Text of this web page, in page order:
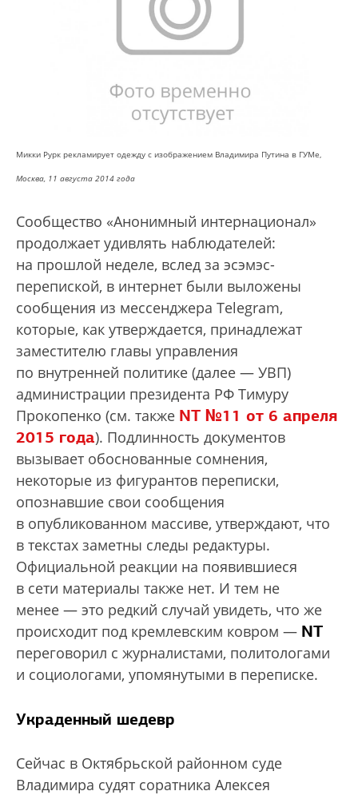
Микки Рурк рекламирует одежду с изображением Владимира Путина в ГУМе,
Москва, 11 августа 2014 года
Сообщество «Анонимный интернационал»
продолжает удивлять наблюдателей:
на прошлой неделе, вслед за эсэмэс-
перепиской, в интернет были выложены
сообщения из мессенджера Telegram,
которые, как утверждается, принадлежат
заместителю главы управления
по внутренней политике (далее — УВП)
администрации президента РФ Тимуру
Прокопенко (см. также NT №11 от 6 апреля
2015 года). Подлинность документов
вызывает обоснованные сомнения,
некоторые из фигурантов переписки,
опознавшие свои сообщения
в опубликованном массиве, утверждают, что
в текстах заметны следы редактуры.
Официальной реакции на появившиеся
в сети материалы также нет. И тем не
менее — это редкий случай увидеть, что же
происходит под кремлевским ковром — NT
переговорил с журналистами, политологами
и социологами, упомянутыми в переписке.
Украденный шедевр
Сейчас в Октябрьской районном суде
Владимира судят соратника Алексея